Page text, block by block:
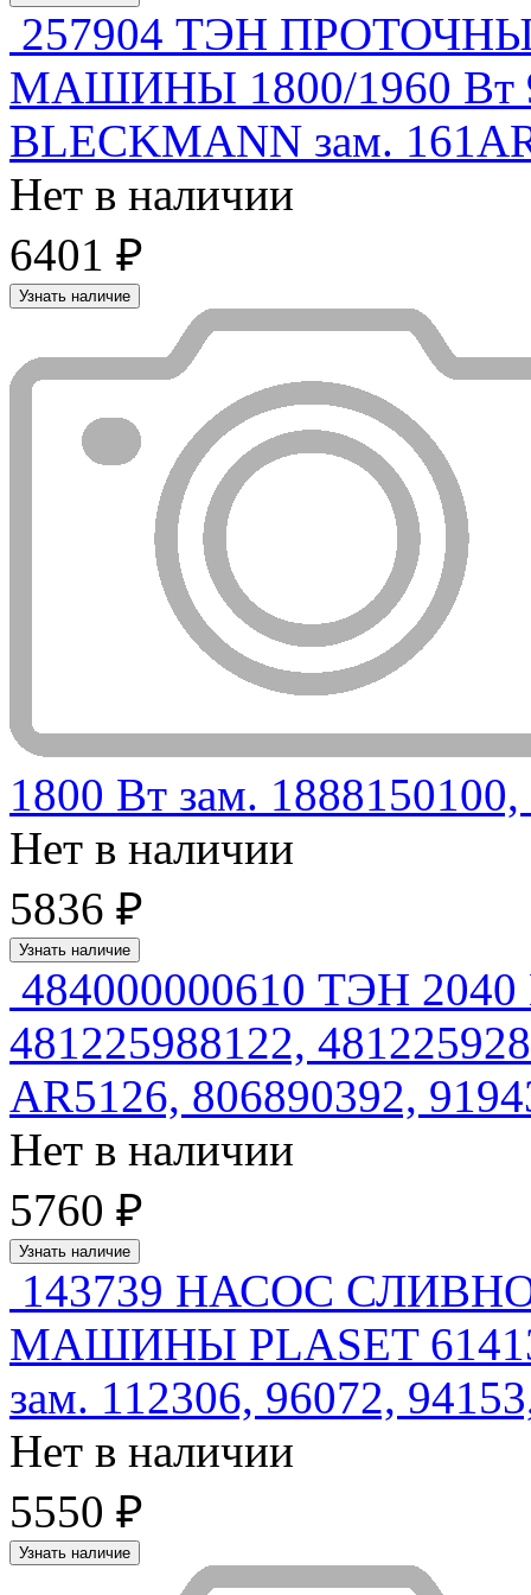
257904 ТЭН
МАШИНЫ 1800/1960 Вт
BLECKMANN зам.
Нет в наличии
6401 ₽
Узнать наличие
1800 Вт зам.
Нет в наличии
5836 ₽
Узнать наличие
484000000610 ТЭН
481225988122,
AR5126, 806890392,
Нет в наличии
5760 ₽
Узнать наличие
143739 НАСОС
МАШИНЫ PLASET 61413
зам. 112306, 96072,
Нет в наличии
5550 ₽
Узнать наличие